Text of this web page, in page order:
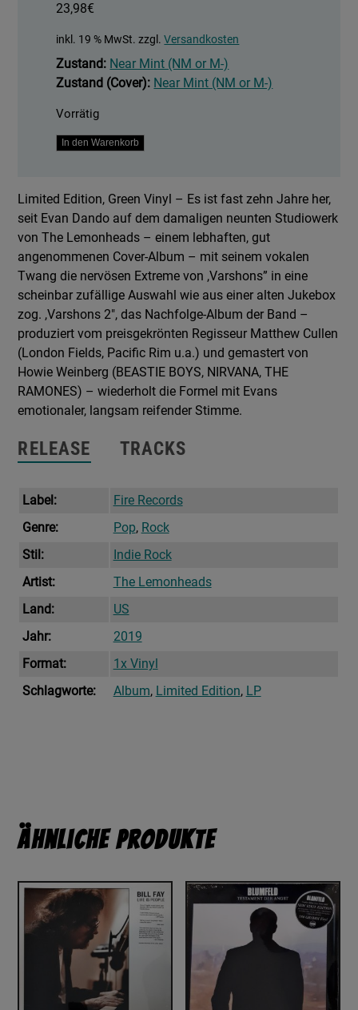
23,98€
inkl. 19 % MwSt. zzgl.Versandkosten
Zustand: Near Mint (NM or M-)
Zustand (Cover): Near Mint (NM or M-)
Vorrätig
Varshons
In den Warenkorb
Limited Edition, Green Vinyl – Es ist fast zehn Jahre her,
seit Evan Dando auf dem damaligen neunten Studiowerk
von The Lemonheads – einem lebhaften, gut
angenommenen Cover-Album – mit seinem vokalen
Twang die nervösen Extreme von ,Varshons” in eine
scheinbar zufällige Auswahl wie aus einer alten Jukebox
zog. ,Varshons 2″, das Nachfolge-Album der Band –
produziert vom preisgekrönten Regisseur Matthew Cullen
(London Fields, Pacific Rim u.a.) und gemastert von
Howie Weinberg (BEASTIE BOYS, NIRVANA, THE
RAMONES) – wiederholt die Formel mit Evans
emotionaler, langsam reifender Stimme.
RELEASE TRACKS
Label:
Fire Records
Genre:
Pop, Rock
Stil:
Indie Rock
Artist:
The Lemonheads
Land:
US
Jahr:
2019
Format:
1x Vinyl
Schlagworte:
Album, Limited Edition, LP
Ähnliche Produkte